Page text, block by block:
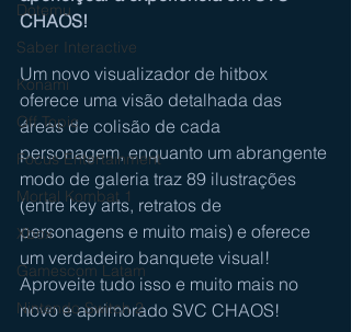
Dotemu
Saber Interactive
Konami
Off Topic
Focus Entertainment
Mortal Kombat 1
Xbox
Gamescom Latam
Nintendo Switch 2
CHAOS!
Um novo visualizador de hitbox
oferece uma visão detalhada das
áreas de colisão de cada
personagem, enquanto um abrangente
modo de galeria traz 89 ilustrações
(entre key arts, retratos de
personagens e muito mais) e oferece
um verdadeiro banquete visual!
Aproveite tudo isso e muito mais no
novo e aprimorado SVC CHAOS!